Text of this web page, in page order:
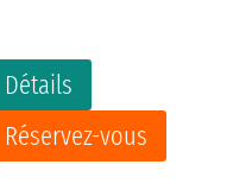
Détails
Réservez-vous